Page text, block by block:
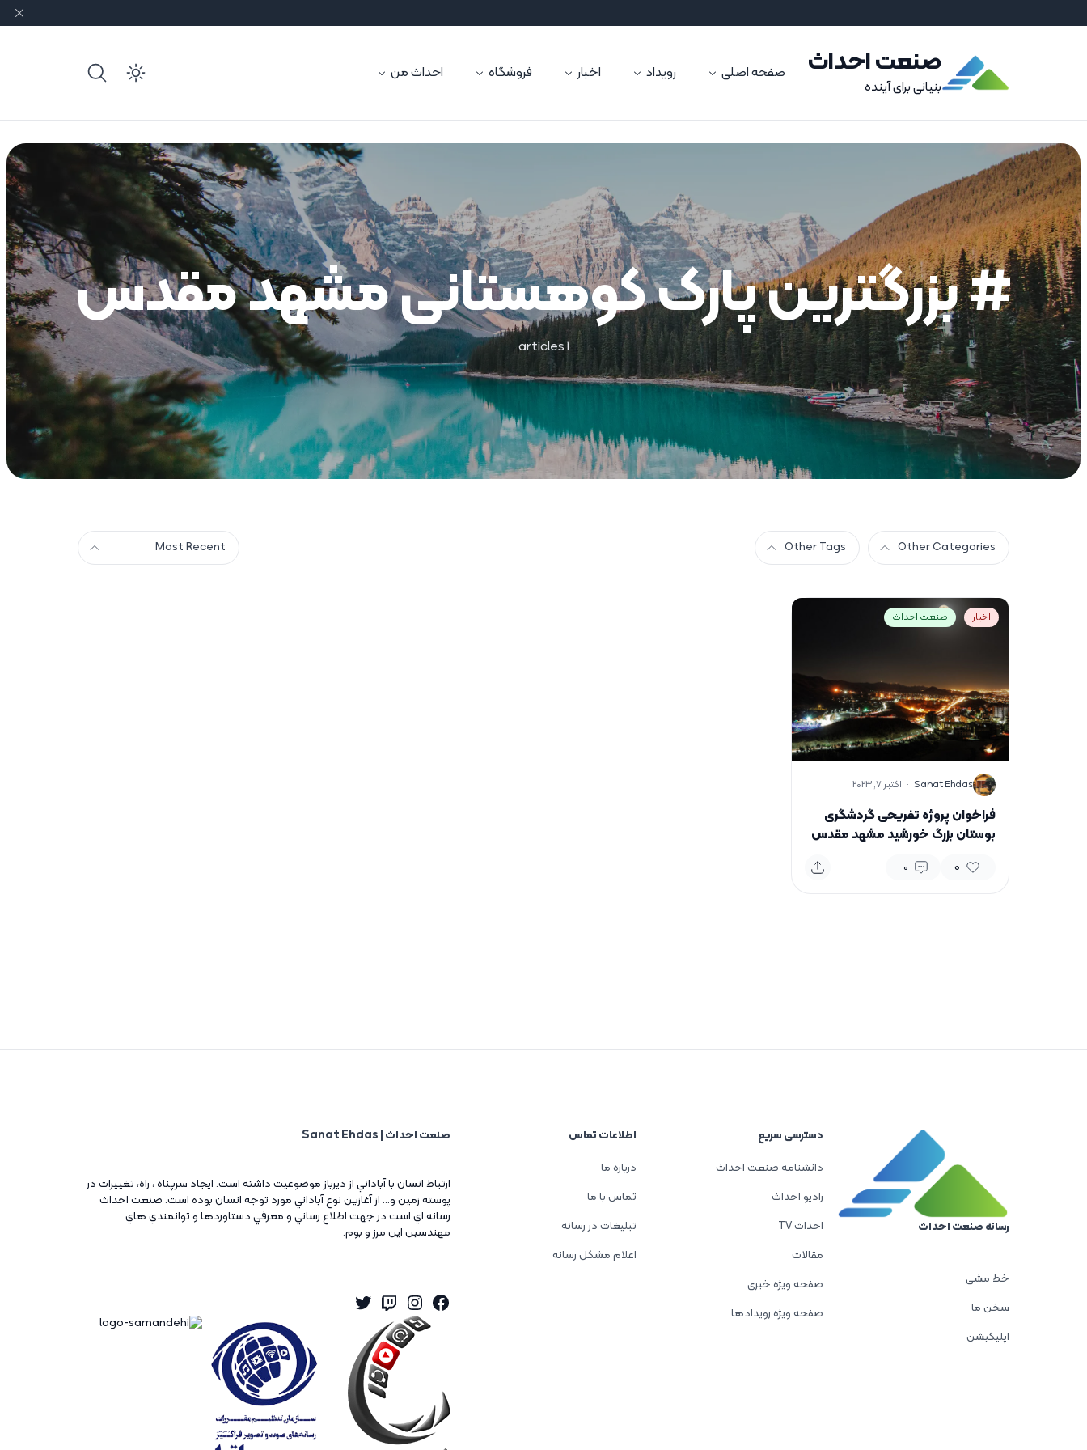
صنعت احداث
بنیانی برای آینده
صفحه اصلی رویداد اخبار فروشگاه احداث من dark mode
# بزرگترین پارک کوهستانی مشهد مقدس
1 articles
Other Categories
Other Tags
Most Recent
اخبار صنعت احداث
S
Sanat Ehdas
· اکتبر 7, 2023
فراخوان پروژه تفریحی گردشگری
بوستان بزرگ خورشید مشهد مقدس
0
0
رسانه صنعت احداث
خط مشی
سخن ما
اپلیکیشن
دسترسی سریع
دانشنامه صنعت احداث
رادیو احداث
احداث TV
مقالات
صفحه ویژه خبری
صفحه ویژه رویدادها
اطلاعات تماس
درباره ما
تماس با ما
تبلیغات در رسانه
اعلام مشکل رسانه
صنعت احداث | Sanat Ehdas
ارتباط انسان با آباداني از ديرباز موضوعيت داشته است. ايجاد سرپناه ، راه، تغييرات در
پوسته زمين و... از آغازين نوع آباداني مورد توجه انسان بوده است. صنعت احداث
رسانه اي است در جهت اطلاع رساني و معرفي دستاوردها و توانمندي هاي
مهندسين اين مرز و بوم.
Facebook
Instagram
Twitch
Twitter